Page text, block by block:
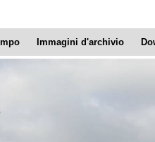
Immagini d'archivio